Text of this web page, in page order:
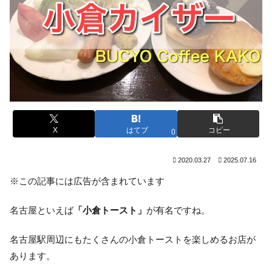
X はてブ 0 コピー
2020.03.27 2025.07.16
※この記事には広告が含まれています
名古屋といえば「小倉トースト」 が有名ですね。
名古屋駅周辺にもたくさんの小倉トーストを楽しめるお店が
あります。